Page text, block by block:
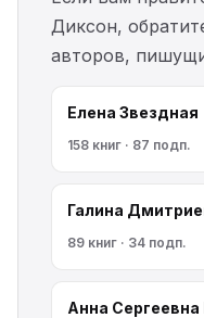
Диксон,
авторов,
Елена Звездная
158 книг · 87 подп.
Галина
89 книг · 34 подп.
Анна Сергеевна